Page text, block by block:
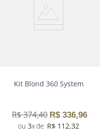
Kit Blond 360 System
R$374,40 R$ 336,96
3
R$ 112,32